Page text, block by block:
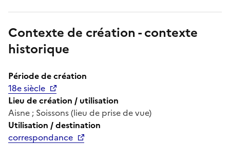
Contexte de création - contexte
historique
Période de création
18e siècle
Lieu de création / utilisation
Aisne ; Soissons (lieu de prise de vue)
Utilisation / destination
correspondance